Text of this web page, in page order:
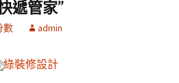
遞管家”
數 admin
綠裝修設計